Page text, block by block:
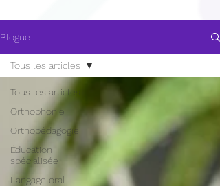
Blogue
Tous les articles
Orthophonie
Orthopédagogie
Éducation
spécialisée
Langage oral
Tous les articles